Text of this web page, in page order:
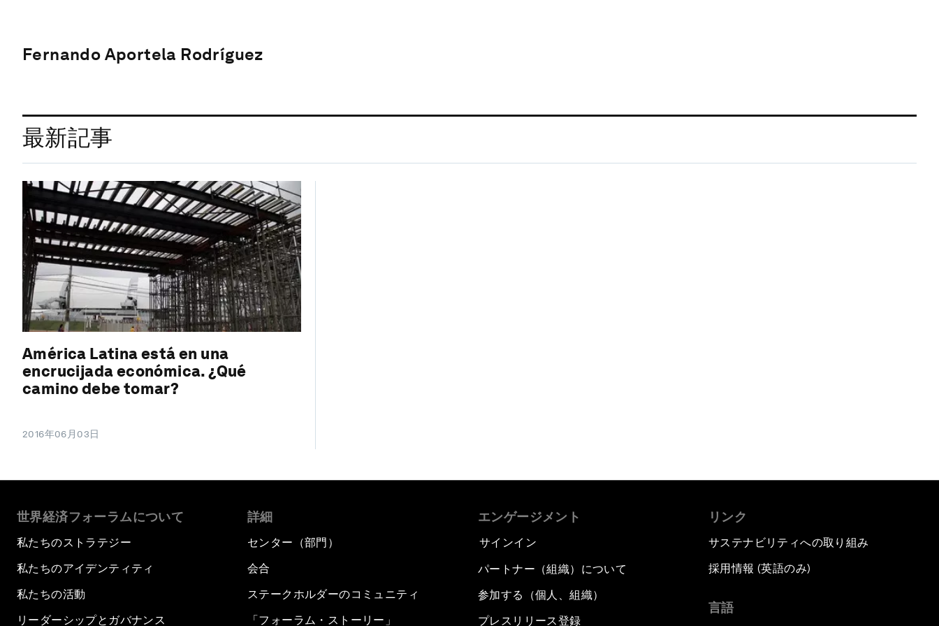
Fernando Aportela Rodríguez
最新記事
América Latina está en una
encrucijada económica. ¿Qué
camino debe tomar?
2016年06月03日
世界経済フォーラムについて
私たちのストラテジー
私たちのアイデンティティ
私たちの活動
リーダーシップとガバナンス
詳細
センター（部門）
会合
ステークホルダーのコミュニティ
「フォーラム・ストーリー」
エンゲージメント
サインイン
パートナー（組織）について
参加する（個人、組織）
プレスリリース登録
リンク
サステナビリティへの取り組み
採用情報 (英語のみ)
言語